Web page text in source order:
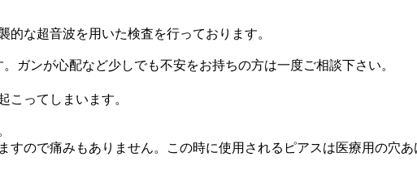
な超音波を用いた検査を行っております。
ガンが心配など少しでも不安をお持ちの方は一度ご相談下さい。
こってしまいます。
ので痛みもありません。この時に使用されるピアスは医療用の穴